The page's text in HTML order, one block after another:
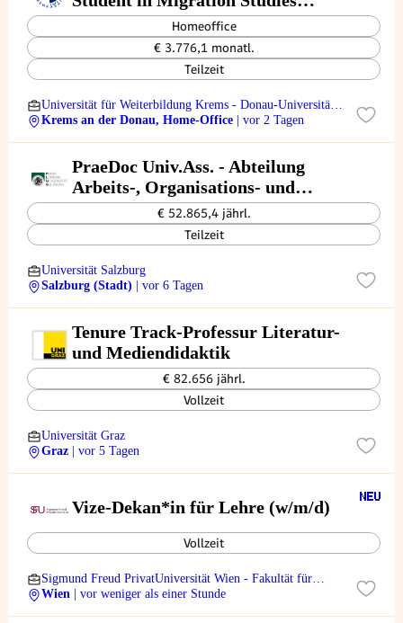
(m/f/d), SB26-0079
Homeoffice
€ 3.776,1 monatl.
Teilzeit
Universität für Weiterbildung Krems - Donau-Universität
Krems
Krems an der Donau, Home-Office | vor 2 Tagen
PraeDoc Univ.Ass. - Abteilung
Arbeits-, Organisations- und
Wirtschaftspsychologie
€ 52.865,4 jährl.
Teilzeit
Universität Salzburg
Salzburg (Stadt)
| vor 6 Tagen
Tenure Track-Professur Literatur-
und Mediendidaktik
€ 82.656 jährl.
Vollzeit
Universität Graz
Graz
| vor 5 Tagen
Vize-Dekan*in für Lehre (w/m/d)
Vollzeit
Sigmund Freud PrivatUniversität Wien - Fakultät für
Medizin
Wien | vor weniger als einer Stunde